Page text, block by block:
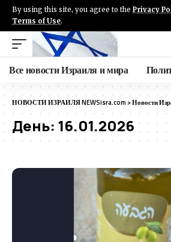
By using this site, you agree to the Privacy
Terms of Use.
Все новости Израиля и мира
НОВОСТИ ИЗРАИЛЯ NEWSisra.com >Новости
День:16.01.2026